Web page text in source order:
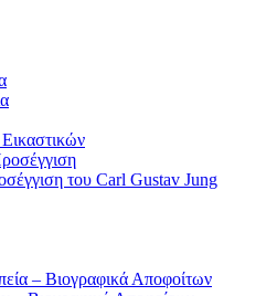
του Carl Gustav Jung
– Βιογραφικά Αποφοίτων